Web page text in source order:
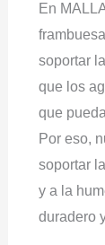
En
soportar
que los
que
Por eso,
soportar
y a la
duradero